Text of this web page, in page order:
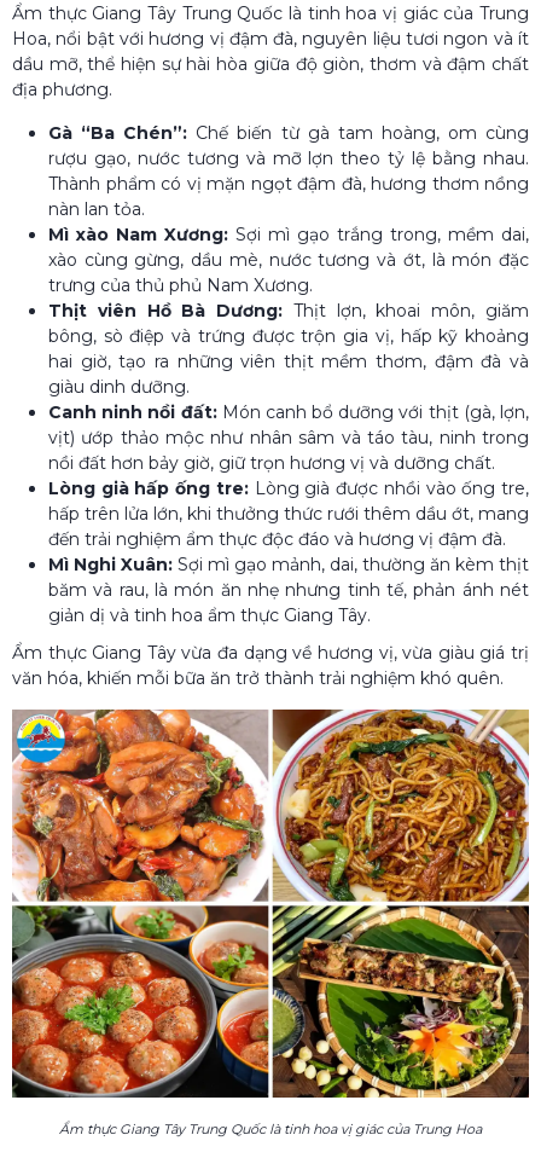
Ẩm thực Giang Tây Trung Quốc là tinh hoa vị giác của Trung
Hoa, nổi bật với hương vị đậm đà, nguyên liệu tươi ngon và ít
dầu mỡ, thể hiện sự hài hòa giữa độ giòn, thơm và đậm chất
địa phương.
Gà “Ba Chén”: Chế biến từ gà tam hoàng, om cùng
rượu gạo, nước tương và mỡ lợn theo tỷ lệ bằng nhau.
Thành phẩm có vị mặn ngọt đậm đà, hương thơm nồng
nàn lan tỏa.
Mì xào Nam Xương: Sợi mì gạo trắng trong, mềm dai,
xào cùng gừng, dầu mè, nước tương và ớt, là món đặc
trưng của thủ phủ Nam Xương.
Thịt viên Hồ Bà Dương: Thịt lợn, khoai môn, giăm
bông, sò điệp và trứng được trộn gia vị, hấp kỹ khoảng
hai giờ, tạo ra những viên thịt mềm thơm, đậm đà và
giàu dinh dưỡng.
Canh ninh nồi đất: Món canh bổ dưỡng với thịt (gà, lợn,
vịt) ướp thảo mộc như nhân sâm và táo tàu, ninh trong
nồi đất hơn bảy giờ, giữ trọn hương vị và dưỡng chất.
Lòng già hấp ống tre: Lòng già được nhồi vào ống tre,
hấp trên lửa lớn, khi thưởng thức rưới thêm dầu ớt, mang
đến trải nghiệm ẩm thực độc đáo và hương vị đậm đà.
Mì Nghi Xuân: Sợi mì gạo mảnh, dai, thường ăn kèm thịt
băm và rau, là món ăn nhẹ nhưng tinh tế, phản ánh nét
giản dị và tinh hoa ẩm thực Giang Tây.
Ẩm thực Giang Tây vừa đa dạng về hương vị, vừa giàu giá trị
văn hóa, khiến mỗi bữa ăn trở thành trải nghiệm khó quên.
Ẩm thực Giang Tây Trung Quốc là tinh hoa vị giác của Trung Hoa